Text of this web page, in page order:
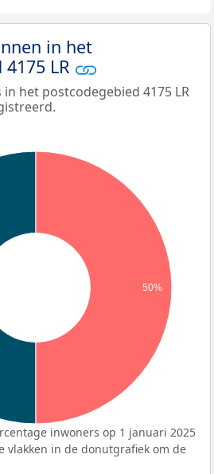
in het
LR
het postcodegebied 4175 LR
50%
inwoners op 1 januari 2025
vlakken in de donutgrafiek om de